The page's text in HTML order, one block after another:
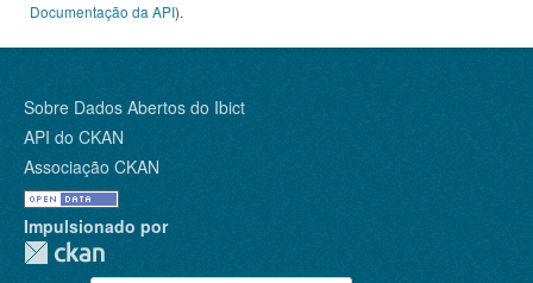
Documentação da API).
Sobre Dados Abertos do Ibict
API do CKAN
Associação CKAN
Impulsionado por